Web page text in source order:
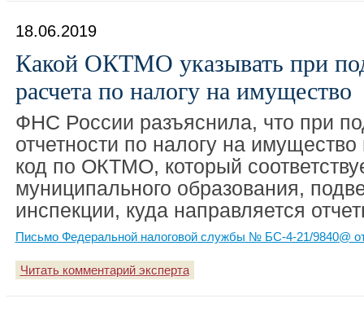
18.06.2019
Какой ОКТМО указывать при
расчета по налогу на имущество
ФНС России разъяснила, что при
отчетности по налогу на имущество
код по ОКТМО, который
муниципального образования,
инспекции, куда направляется
Письмо Федеральной налоговой службы № БС-4-21/9840@
Читать комментарий эксперта